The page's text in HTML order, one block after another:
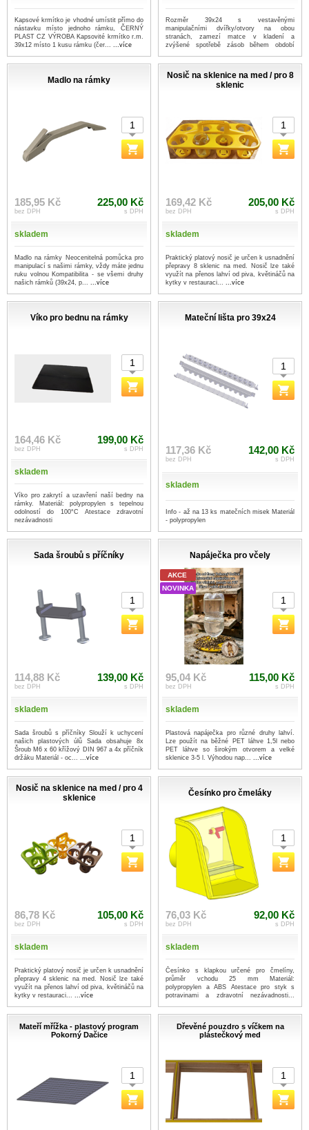
Kapsové krmítko je vhodné umístit přímo do
nástavku místo jednoho rámku, ČERNÝ
PLAST CZ VÝROBA Kapsovité krmítko r.m.
39x12 místo 1 kusu rámku (čer... ...více
Rozměr 39x24 s vestavěnými
manipulačními dvířky/otvory na obou
stranách, zamezí matce v kladení a
zvýšené spotřebě zásob během období
Madlo na rámky
185,95 Kč
bez DPH
225,00 Kč
s DPH
skladem
Madlo na rámky Neocenitelná pomůcka pro
manipulací s našimi rámky, vždy máte jednu
ruku volnou Kompatibilita - se všemi druhy
našich rámků (39x24, p... ...více
Nosič na sklenice na med / pro 8
sklenic
169,42 Kč
bez DPH
205,00 Kč
s DPH
skladem
Praktický platový nosič je určen k usnadnění
přepravy 8 sklenic na med. Nosič lze také
využít na přenos lahví od piva, květináčů na
kytky v restauraci... ...více
Víko pro bednu na rámky
164,46 Kč
bez DPH
199,00 Kč
s DPH
skladem
Víko pro zakrytí a uzavření naší bedny na
rámky. Materiál: polypropylen s tepelnou
odolností do 100°C Atestace zdravotní
nezávadnosti
Mateční lišta pro 39x24
117,36 Kč
bez DPH
142,00 Kč
s DPH
skladem
Info - až na 13 ks matečních misek Materiál
- polypropylen
Sada šroubů s příčníky
114,88 Kč
bez DPH
139,00 Kč
s DPH
skladem
Sada šroubů s příčníky Slouží k uchycení
našich plastových úlů Sada obsahuje 8x
Šroub M6 x 60 křížový DIN 967 a 4x příčník
držáku Materiál - oc... ...více
Napáječka pro včely
AKCE
NOVINKA
95,04 Kč
bez DPH
115,00 Kč
s DPH
skladem
Plastová napáječka pro různé druhy lahví.
Lze použít na běžné PET láhve 1,5l nebo
PET láhve so širokým otvorem a velké
sklenice 3-5 l. Výhodou nap... ...více
Nosič na sklenice na med / pro 4
sklenice
86,78 Kč
bez DPH
105,00 Kč
s DPH
skladem
Praktický platový nosič je určen k usnadnění
přepravy 4 sklenic na med. Nosič lze také
využít na přenos lahví od piva, květináčů na
kytky v restauraci... ...více
Česínko pro čmeláky
76,03 Kč
bez DPH
92,00 Kč
s DPH
skladem
Česínko s klapkou určené pro čmelíny,
průměr vchodu 25 mm Materiál:
polypropylen a ABS Atestace pro styk s
potravinami a zdravotní nezávadnosti...
Mateří mřížka - plastový program
Pokorný Dačice
Dřevěné pouzdro s víčkem na
plástečkový med